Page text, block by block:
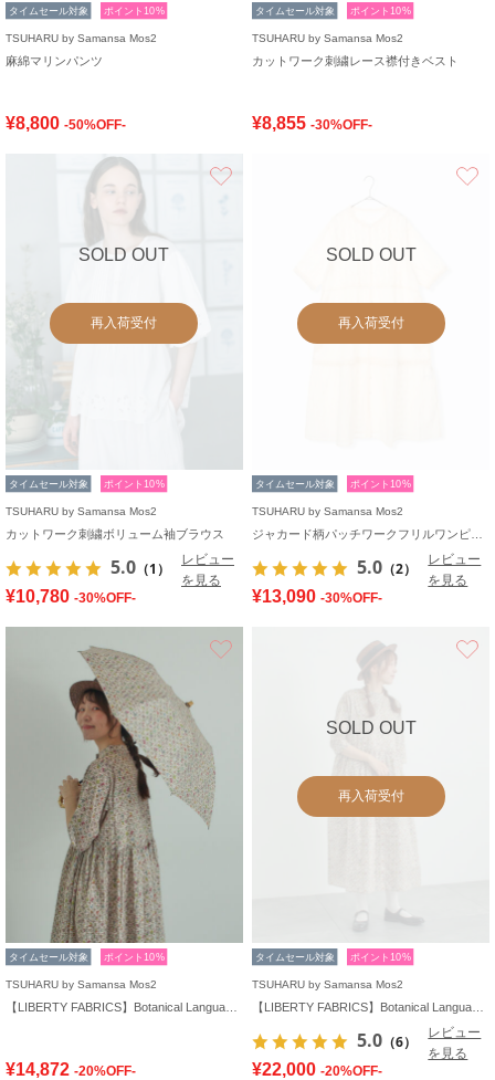
タイムセール対象 ポイント10%
TSUHARU by Samansa Mos2
麻綿マリンパンツ
¥8,800 -50%OFF-
タイムセール対象 ポイント10%
TSUHARU by Samansa Mos2
カットワーク刺繍レース襟付きベスト
¥8,855 -30%OFF-
SOLD OUT
再入荷受付
タイムセール対象 ポイント10%
TSUHARU by Samansa Mos2
カットワーク刺繍ボリューム袖ブラウス
5.0 （1）
レビュー
を見る
¥10,780 -30%OFF-
SOLD OUT
再入荷受付
タイムセール対象 ポイント10%
TSUHARU by Samansa Mos2
5.0 （2）
レビュー
を見る
¥13,090 -30%OFF-
タイムセール対象 ポイント10%
TSUHARU by Samansa Mos2
¥14,872 -20%OFF-
SOLD OUT
再入荷受付
タイムセール対象 ポイント10%
TSUHARU by Samansa Mos2
5.0 （6）
レビュー
を見る
¥22,000 -20%OFF-